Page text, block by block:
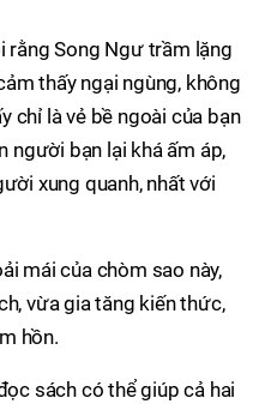
rằng Song Ngư trầm lặng
thấy ngại ngùng, không
chỉ là vẻ bề ngoài của bạn
người bạn lại khá ấm áp,
xung quanh, nhất với
mái của chòm sao này,
vừa gia tăng kiến thức,
hồn.
sách có thể giúp cả hai